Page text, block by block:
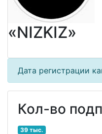
«NIZKIZ»
Дата регистрации
Кол-во
39 тыс.